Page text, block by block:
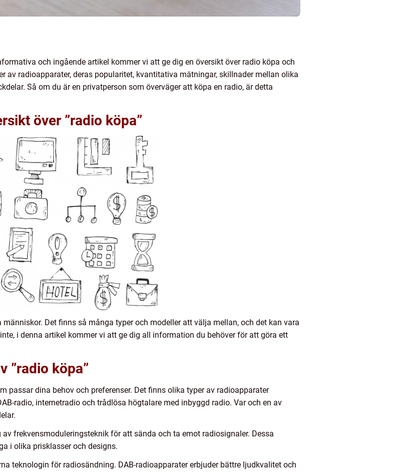
och ingående artikel kommer vi att ge dig en översikt över radio köpa och
av radioapparater, deras popularitet, kvantitativa mätningar, skillnader mellan olika
Så om du är en privatperson som överväger att köpa en radio, är detta
över ”radio köpa”
Det finns så många typer och modeller att välja mellan, och det kan vara
i denna artikel kommer vi att ge dig all information du behöver för att göra ett
”radio köpa”
passar dina behov och preferenser. Det finns olika typer av radioapparater
radio, internetradio och trådlösa högtalare med inbyggd radio. Var och en av
frekvensmoduleringsteknik för att sända och ta emot radiosignaler. Dessa
i olika prisklasser och designs.
teknologin för radiosändning. DAB-radioapparater erbjuder bättre ljudkvalitet och